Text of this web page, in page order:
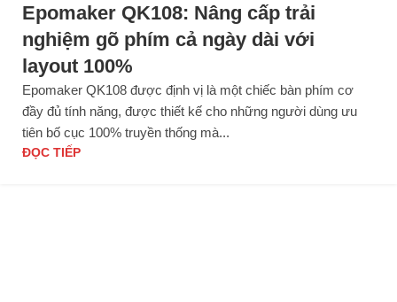
Epomaker QK108: Nâng cấp trải
nghiệm gõ phím cả ngày dài với
layout 100%
Epomaker QK108 được định vị là một chiếc bàn phím cơ
đầy đủ tính năng, được thiết kế cho những người dùng ưu
tiên bố cục 100% truyền thống mà...
ĐỌC TIẾP